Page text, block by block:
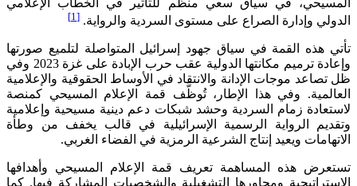
الدولي وإدارة الصراع على مستوى السردية والرواية. [1]
تأتي هذه القمة في سياق جهود إسرائيل المتواصلة لتلميع صورتها
وإعادة ترميم مكانتها الدولية عقب حرب الإبادة على غزة 2023 وفي
ظل تصاعد موجات الإدانة والانتقاد في الأوساط الحقوقية والإعلامية
العالمية. وفي هذا الإطار، تُوظَّف قمة الإعلام المسيحي كمنصة
لاستعادة زمام السردية وحشد شبكات دعم دينية مسيحية وإعلامية
وتقديم الرواية الرسمية الإسرائيلية في قالب يخفف من وطأة
الاتهامات ويعيد إنتاج الشرعية الرمزية في الفضاء الغربي.
تستعرض هذه المساهمة تعريف قمة الإعلام المسيحي وأهدافها
الاستراتيجية ومحاورها التشغيلية والشخصيات المشاركة فيها. كما